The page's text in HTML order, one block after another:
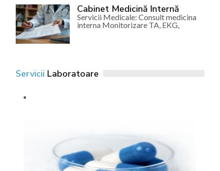
Cabinet Medicină Internă
Servicii Medicale: Consult medicina
interna Monitorizare TA, EKG,
Servicii Laboratoare